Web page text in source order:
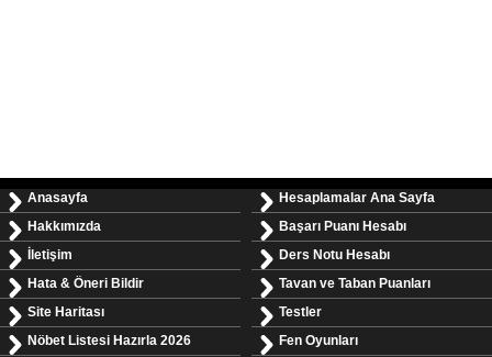
Anasayfa
Hakkımızda
İletişim
Hata & Öneri Bildir
Site Haritası
Nöbet Listesi Hazırla 2026
Hesaplamalar Ana Sayfa
Başarı Puanı Hesabı
Ders Notu Hesabı
Tavan ve Taban Puanları
Testler
Fen Oyunları